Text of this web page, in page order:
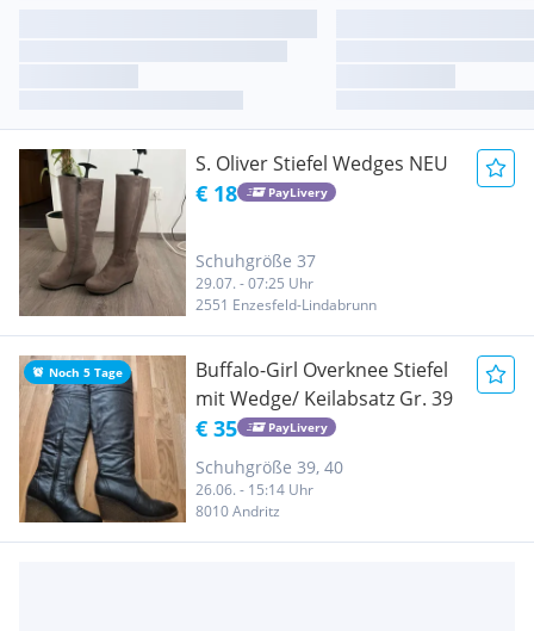
S. Oliver Stiefel Wedges NEU
€ 18 PayLivery
Schuhgröße 37
29.07. - 07:25 Uhr
2551 Enzesfeld-Lindabrunn
Noch 5 Tage
Buffalo-Girl Overknee Stiefel
mit Wedge/ Keilabsatz Gr. 39
€ 35 PayLivery
Schuhgröße 39, 40
26.06. - 15:14 Uhr
8010 Andritz